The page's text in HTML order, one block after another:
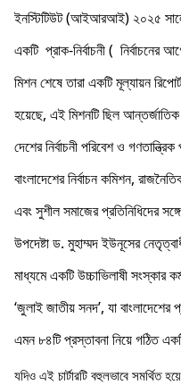
ইনস্টিটিউট (আইআরআই) ২০২৫
একটি প্রাক-নির্বাচনী ( নির্বাচনের
মিশন শেষে তারা একটি মূল্যায়ন
হয়েছে, এই মিশনটি ছিল আন্তর্জাতিক
দেশের নির্বাচনী পরিবেশ ও
বাংলাদেশের নির্বাচন কমিশন,
এবং সুশীল সমাজের প্রতিনিধিদের
উপদেষ্টা ড. মুহাম্মদ ইউনূসের
মাধ্যমে একটি উচ্চাভিলাষী
‘জুলাই জাতীয় সনদ’, যা বাংলাদেশের
এমন ৮৪টি প্রস্তাবনা নিয়ে গঠিত
যদিও এই চার্টারটি বহুলভাবে সমর্থিত